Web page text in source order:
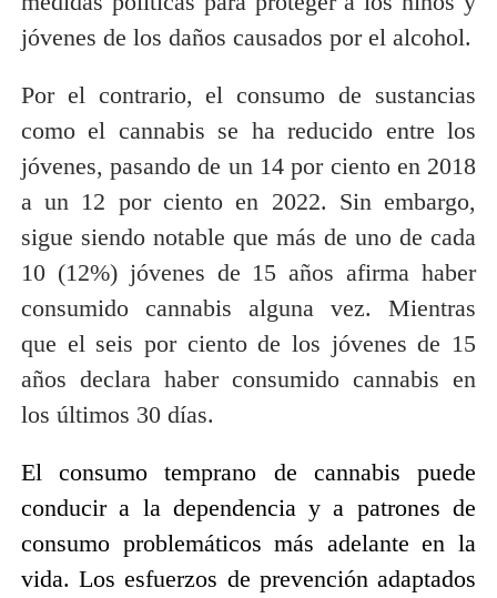
jóvenes de los daños causados por el alcohol.
Por el contrario, el consumo de sustancias
como el cannabis se ha reducido entre los
jóvenes, pasando de un 14 por ciento en 2018
a un 12 por ciento en 2022. Sin embargo,
sigue siendo notable que más de uno de cada
10 (12%) jóvenes de 15 años afirma haber
consumido cannabis alguna vez. Mientras
que el seis por ciento de los jóvenes de 15
años declara haber consumido cannabis en
los últimos 30 días.
El consumo temprano de cannabis puede
conducir a la dependencia y a patrones de
consumo problemáticos más adelante en la
vida. Los esfuerzos de prevención adaptados